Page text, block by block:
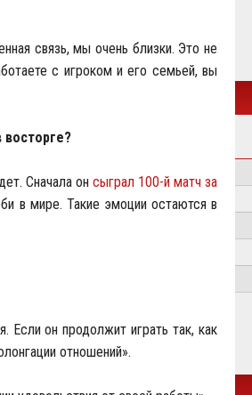
связь, мы очень близки. Это не
с игроком и его семьей, вы
Сначала он сыграл 100-й матч за
в мире. Такие эмоции остаются в
Если он продолжит играть так, как
отношений».